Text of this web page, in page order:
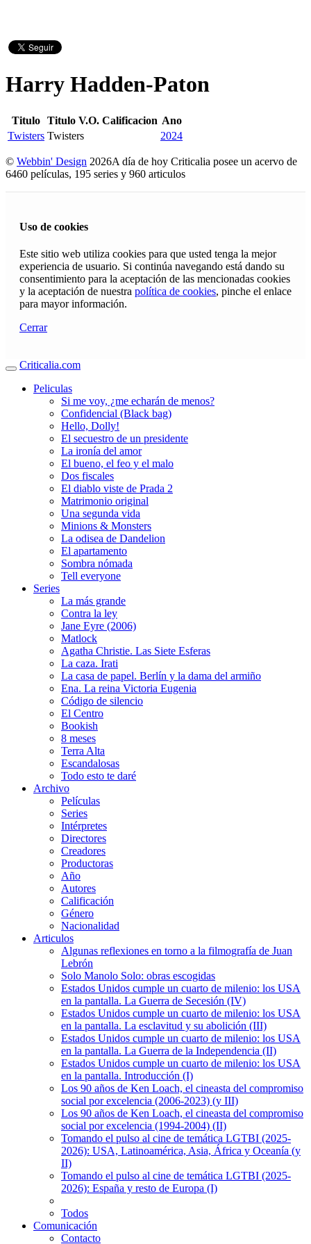
Harry Hadden-Paton
Titulo Titulo V.O. Calificacion Ano
Twisters Twisters 2024
© Webbin' Design 2026A día de hoy Criticalia posee un acervo de
6460 películas, 195 series y 960 articulos
Uso de cookies
Este sitio web utiliza cookies para que usted tenga la mejor
experiencia de usuario. Si continúa navegando está dando su
consentimiento para la aceptación de las mencionadas cookies
y la aceptación de nuestra política de cookies, pinche el enlace
para mayor información.
Cerrar
Criticalia.com
Peliculas
Si me voy, ¿me echarán de menos?
Confidencial (Black bag)
Hello, Dolly!
El secuestro de un presidente
La ironía del amor
El bueno, el feo y el malo
Dos fiscales
El diablo viste de Prada 2
Matrimonio original
Una segunda vida
Minions & Monsters
La odisea de Dandelion
El apartamento
Sombra nómada
Tell everyone
Series
La más grande
Contra la ley
Jane Eyre (2006)
Matlock
Agatha Christie. Las Siete Esferas
La caza. Irati
La casa de papel. Berlín y la dama del armiño
Ena. La reina Victoria Eugenia
Código de silencio
El Centro
Bookish
8 meses
Terra Alta
Escandalosas
Todo esto te daré
Archivo
Películas
Series
Intérpretes
Directores
Creadores
Productoras
Año
Autores
Calificación
Género
Nacionalidad
Articulos
Algunas reflexiones en torno a la filmografía de Juan
Lebrón
Solo Manolo Solo: obras escogidas
Estados Unidos cumple un cuarto de milenio: los USA
en la pantalla. La Guerra de Secesión (IV)
Estados Unidos cumple un cuarto de milenio: los USA
en la pantalla. La esclavitud y su abolición (III)
Estados Unidos cumple un cuarto de milenio: los USA
en la pantalla. La Guerra de la Independencia (II)
Estados Unidos cumple un cuarto de milenio: los USA
en la pantalla. Introducción (I)
Los 90 años de Ken Loach, el cineasta del compromiso
social por excelencia (2006-2023) (y III)
Los 90 años de Ken Loach, el cineasta del compromiso
social por excelencia (1994-2004) (II)
Tomando el pulso al cine de temática LGTBI (2025-
2026): USA, Latinoamérica, Asia, África y Oceanía (y
II)
Tomando el pulso al cine de temática LGTBI (2025-
2026): España y resto de Europa (I)
Todos
Comunicación
Contacto